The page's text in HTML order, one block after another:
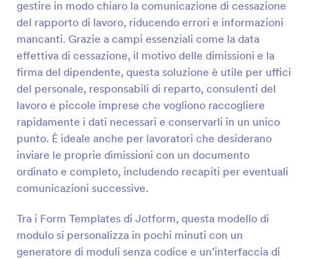
gestire in modo chiaro la comunicazione di cessazione
del rapporto di lavoro, riducendo errori e informazioni
mancanti. Grazie a campi essenziali come la data
effettiva di cessazione, il motivo delle dimissioni e la
firma del dipendente, questa soluzione è utile per uffici
del personale, responsabili di reparto, consulenti del
lavoro e piccole imprese che vogliono raccogliere
rapidamente i dati necessari e conservarli in un unico
punto. È ideale anche per lavoratori che desiderano
inviare le proprie dimissioni con un documento
ordinato e completo, includendo recapiti per eventuali
comunicazioni successive.
Tra i Form Templates di Jotform, questa modello di
modulo si personalizza in pochi minuti con un
generatore di moduli senza codice e un’interfaccia di
Anteprima